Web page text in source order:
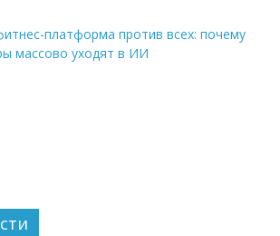
платформа против всех: почему
массово уходят в ИИ